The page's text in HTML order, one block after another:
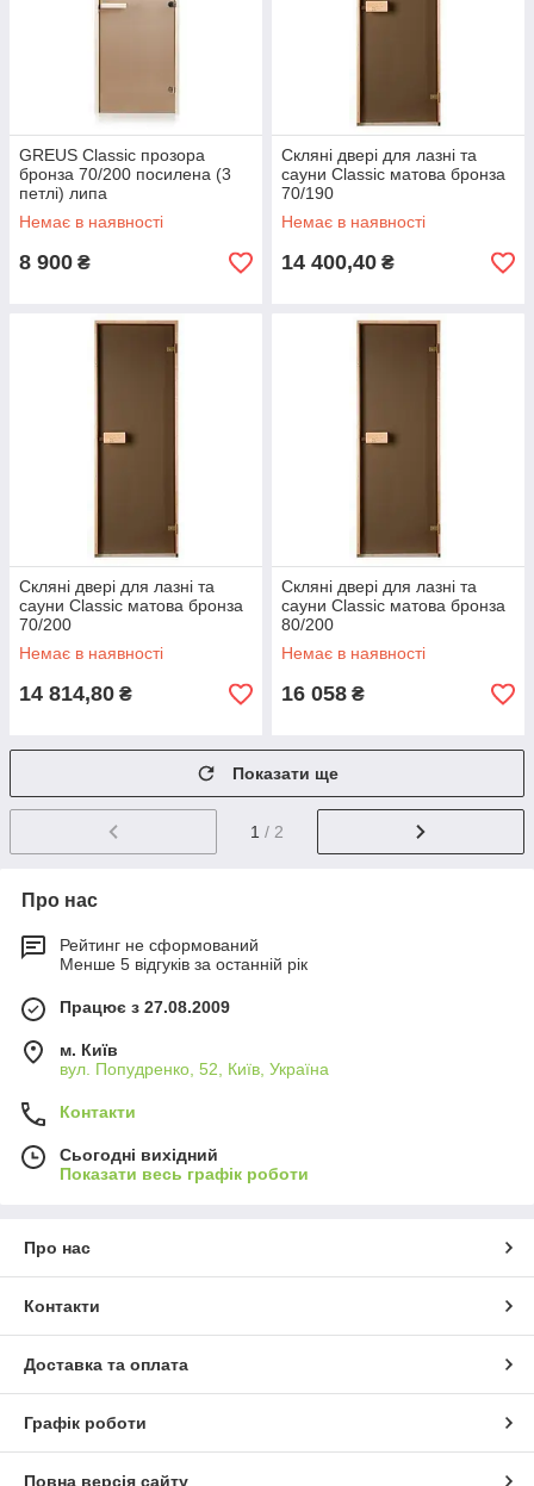
GREUS Classic прозора
бронза 70/200 посилена (3
петлі) липа
Немає в наявності
8 900 ₴
Скляні двері для лазні та
сауни Classic матова бронза
70/190
Немає в наявності
14 400,40 ₴
Скляні двері для лазні та
сауни Classic матова бронза
70/200
Немає в наявності
14 814,80 ₴
Скляні двері для лазні та
сауни Classic матова бронза
80/200
Немає в наявності
16 058 ₴
Показати ще
1 / 2
Про нас
Рейтинг не сформований
Менше 5 відгуків за останній рік
Працює з 27.08.2009
м. Київ
вул. Попудренко, 52, Київ, Україна
Контакти
Сьогодні вихідний
Показати весь графік роботи
Про нас
Контакти
Доставка та оплата
Графік роботи
Повна версія сайту